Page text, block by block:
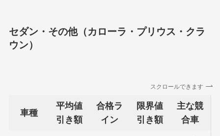
セダン・その他（カローラ・プリウス・クラ
ウン）
スクロールできます
車種
平均値
引き額
合格ラ
イン
限界値
引き額
主な競
合車